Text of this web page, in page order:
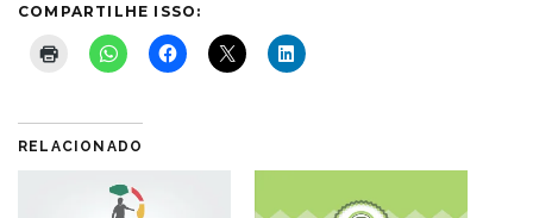
COMPARTILHE ISSO:
RELACIONADO